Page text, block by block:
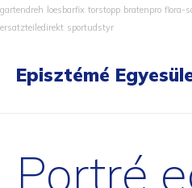
gartendreh loesbarfix torstopp bratenpro flora-
ersatzteiledirekt sportudstyr
Episztémé
Portré